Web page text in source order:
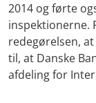
2014 og førte
inspektionerne.
redegørelsen, at
til, at Danske
afdeling for